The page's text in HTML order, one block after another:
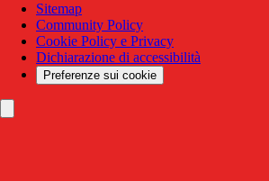
Sitemap
Community Policy
Cookie Policy e Privacy
Dichiarazione di accessibilità
Preferenze sui cookie